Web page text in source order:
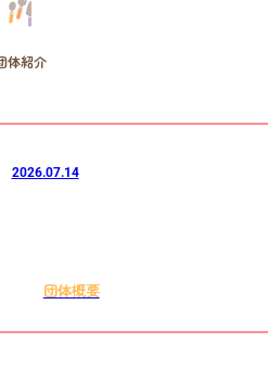
体紹介
団体概要
2026.07.14